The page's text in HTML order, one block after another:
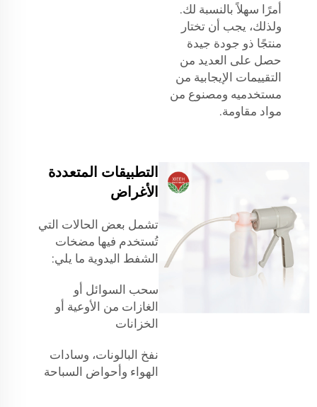
أمرًا سهلاً بالنسبة لك.
ولذلك، يجب أن تختار
منتجًا ذو جودة جيدة
حصل على العديد من
التقييمات الإيجابية من
مستخدميه ومصنوع من
مواد مقاومة.
التطبيقات المتعددة
الأغراض
تشمل بعض الحالات التي
تُستخدم فيها مضخات
الشفط اليدوية ما يلي:
سحب السوائل أو
الغازات من الأوعية أو
الخزانات
نفخ البالونات، وسادات
الهواء وأحواض السباحة